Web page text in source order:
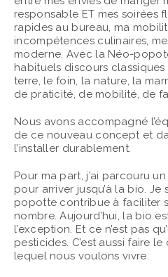
responsable ET mes soirées
rapides au bureau, ma
incompétences culinaires,
moderne. Avec la Néo-
habituels discours
terre, le foin, la nature, la
de praticité, de mobilité, de
Nous avons accompagné
de ce nouveau concept et
l’installer durablement.
Pour ma part, j’ai parcouru
pour arriver jusqu’à la bio.
popotte contribue à faciliter
nombre. Aujourd’hui, la bio
l’exception. Et ce n’est pas
pesticides. C’est aussi faire
lequel nous voulons vivre.